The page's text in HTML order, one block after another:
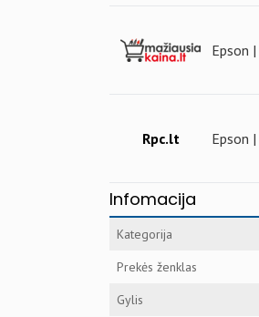
Epson
Rpc.lt Epson
Infomacija
Kategorija
Prekės ženklas
Gylis